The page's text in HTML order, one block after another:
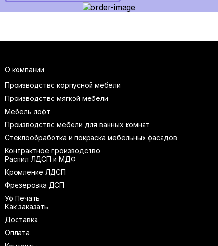
О компании
Производство корпусной мебели
Производство мягкой мебели
Мебель лофт
Производство мебели для ванных комнат
Стеклообработка и покраска мебельных фасадов
Контрактное производство
Распил ЛДСП и МДФ
Кромление ЛДСП
Фрезеровка ДСП
Уф Печать
Как заказать
Доставка
Оплата